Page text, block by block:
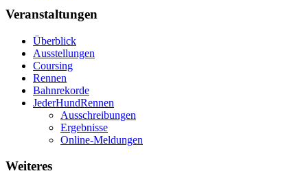
Veranstaltungen
Überblick
Ausstellungen
Coursing
Rennen
Bahnrekorde
JederHundRennen
Ausschreibungen
Ergebnisse
Online-Meldungen
Weiteres